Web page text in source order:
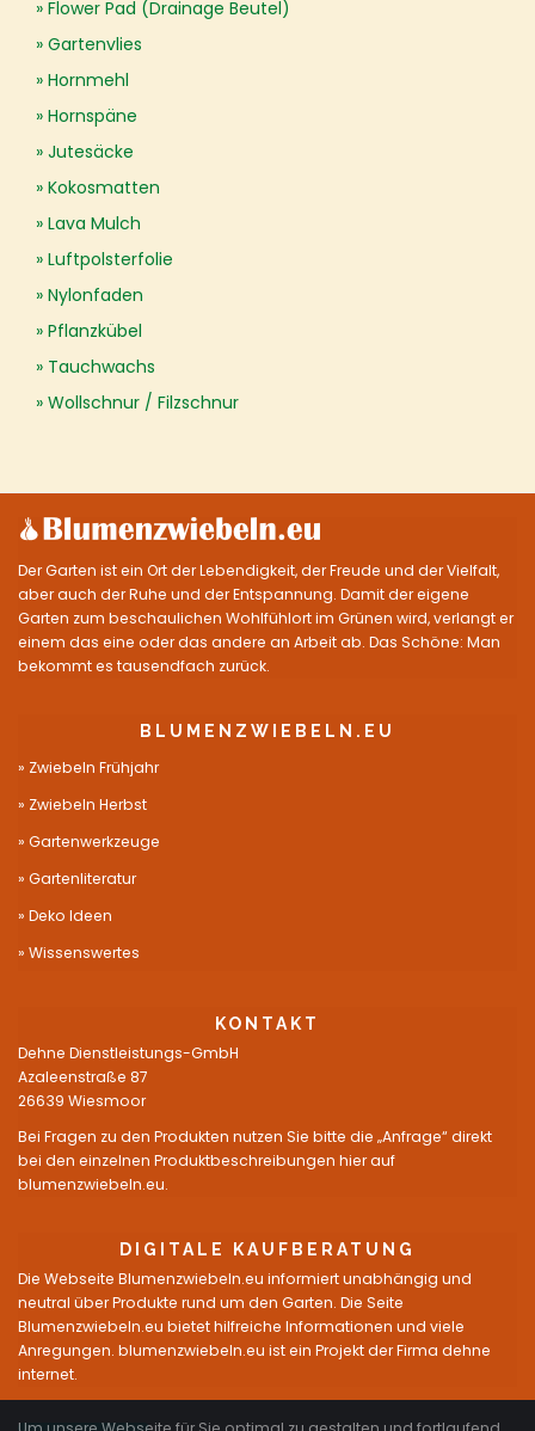
Flower Pad (Drainage Beutel)
Gartenvlies
Hornmehl
Hornspäne
Jutesäcke
Kokosmatten
Lava Mulch
Luftpolsterfolie
Nylonfaden
Pflanzkübel
Tauchwachs
Wollschnur / Filzschnur
Der Garten ist ein Ort der Lebendigkeit, der Freude und der Vielfalt,
aber auch der Ruhe und der Entspannung. Damit der eigene
Garten zum beschaulichen Wohlfühlort im Grünen wird, verlangt er
einem das eine oder das andere an Arbeit ab. Das Schöne: Man
bekommt es tausendfach zurück.
BLUMENZWIEBELN.EU
Zwiebeln Frühjahr
Zwiebeln Herbst
Gartenwerkzeuge
Gartenliteratur
Deko Ideen
Wissenswertes
KONTAKT
Dehne Dienstleistungs-GmbH
Azaleenstraße 87
26639 Wiesmoor
Bei Fragen zu den Produkten nutzen Sie bitte die „Anfrage“ direkt
bei den einzelnen Produktbeschreibungen hier auf
blumenzwiebeln.eu.
DIGITALE KAUFBERATUNG
Die Webseite Blumenzwiebeln.eu informiert unabhängig und
neutral über Produkte rund um den Garten. Die Seite
Blumenzwiebeln.eu bietet hilfreiche Informationen und viele
Anregungen. blumenzwiebeln.eu ist ein Projekt der Firma dehne
internet.